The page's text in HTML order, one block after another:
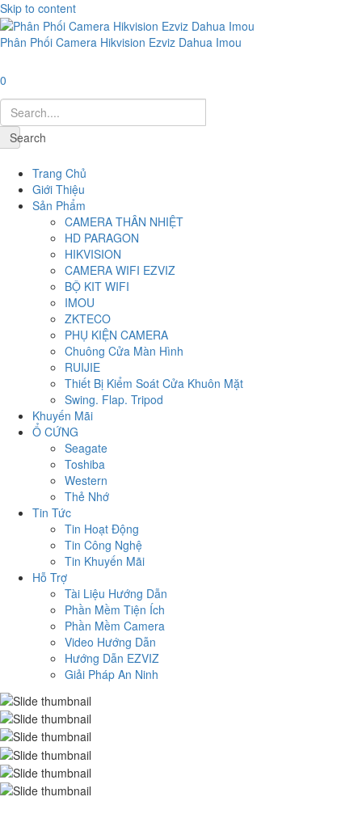
Skip to content
Phân Phối Camera Hikvision Ezviz Dahua Imou
0
Search
Trang Chủ
Giới Thiệu
Sản Phẩm
CAMERA THÂN NHIỆT
HD PARAGON
HIKVISION
CAMERA WIFI EZVIZ
BỘ KIT WIFI
IMOU
ZKTECO
PHỤ KIỆN CAMERA
Chuông Cửa Màn Hình
RUIJIE
Thiết Bị Kiểm Soát Cửa Khuôn Mặt
Swing. Flap. Tripod
Khuyến Mãi
Ổ CỨNG
Seagate
Toshiba
Western
Thẻ Nhớ
Tin Tức
Tin Hoạt Động
Tin Công Nghệ
Tin Khuyến Mãi
Hỗ Trợ
Tài Liệu Hướng Dẫn
Phần Mềm Tiện Ích
Phần Mềm Camera
Video Hướng Dẫn
Hướng Dẫn EZVIZ
Giải Pháp An Ninh